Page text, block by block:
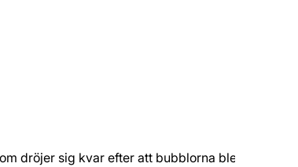
dröjer sig kvar efter att bubblorna bleknat.